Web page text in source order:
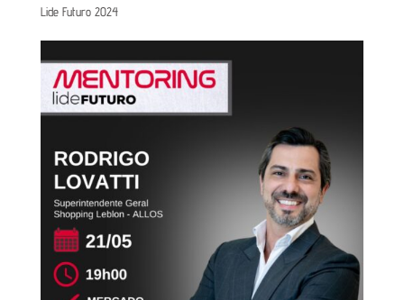
Lide Futuro 2024